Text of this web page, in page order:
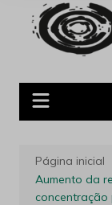
Página inicial
Aumento da
concentração